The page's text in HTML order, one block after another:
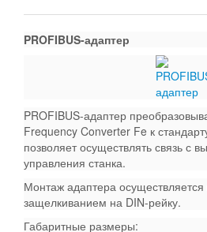
PROFIBUS-адаптер
PROFIBUS-адаптер
Frequency Converter Fe к
позволяет осуществлять связь с
управления станка.
Монтаж адаптера
защелкиванием на DIN-рейку.
Габаритные размеры: